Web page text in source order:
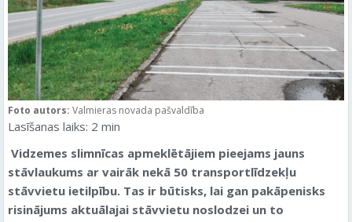
Foto autors: Valmieras novada pašvaldība
Lasīšanas laiks: 2 min
Vidzemes slimnīcas apmeklētājiem pieejams jauns
stāvlaukums ar vairāk nekā 50 transportlīdzekļu
stāvvietu ietilpību. Tas ir būtisks, lai gan pakāpenisks
risinājums aktuālajai stāvvietu noslodzei un to